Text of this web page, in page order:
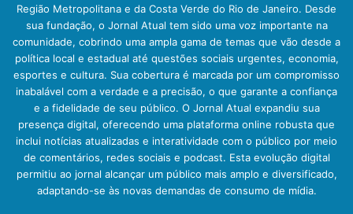
Região Metropolitana e da Costa Verde do Rio de Janeiro. Desde
sua fundação, o Jornal Atual tem sido uma voz importante na
comunidade, cobrindo uma ampla gama de temas que vão desde a
política local e estadual até questões sociais urgentes, economia,
esportes e cultura. Sua cobertura é marcada por um compromisso
inabalável com a verdade e a precisão, o que garante a confiança
e a fidelidade de seu público. O Jornal Atual expandiu sua
presença digital, oferecendo uma plataforma online robusta que
inclui notícias atualizadas e interatividade com o público por meio
de comentários, redes sociais e podcast. Esta evolução digital
permitiu ao jornal alcançar um público mais amplo e diversificado,
adaptando-se às novas demandas de consumo de mídia.